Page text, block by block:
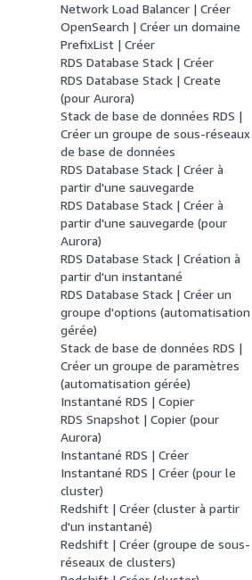
Network Load Balancer | Créer
OpenSearch | Créer un domaine
PrefixList | Créer
RDS Database Stack | Créer
RDS Database Stack | Create
(pour Aurora)
Stack de base de données RDS |
Créer un groupe de sous-réseaux
de base de données
RDS Database Stack | Créer à
partir d'une sauvegarde
RDS Database Stack | Créer à
partir d'une sauvegarde (pour
Aurora)
RDS Database Stack | Création à
partir d'un instantané
RDS Database Stack | Créer un
groupe d'options (automatisation
gérée)
Stack de base de données RDS |
Créer un groupe de paramètres
(automatisation gérée)
Instantané RDS | Copier
RDS Snapshot | Copier (pour
Aurora)
Instantané RDS | Créer
Instantané RDS | Créer (pour le
cluster)
Redshift | Créer (cluster à partir
d'un instantané)
Redshift | Créer (groupe de sous-
réseaux de clusters)